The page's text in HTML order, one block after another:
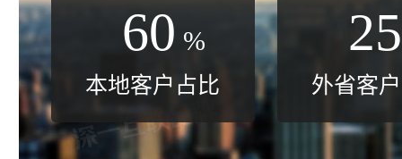
60 %
本地客户占比
25
外省客